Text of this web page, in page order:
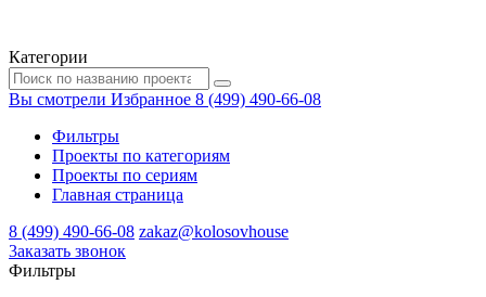
Категории
Вы смотрели Избранное 8 (499) 490-66-08
Фильтры
Проекты по категориям
Проекты по сериям
Главная страница
8 (499) 490-66-08 zakaz@kolosovhouse
3аказать звонок
Фильтры